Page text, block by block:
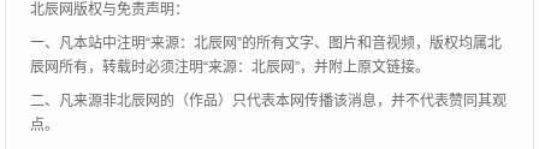
北辰网版权与免责声明：
一、凡本站中注明“来源：北辰网”的所有文字、图片和音视频，版权均属北
辰网所有，转载时必须注明“来源：北辰网”，并附上原文链接。
二、凡来源非北辰网的（作品）只代表本网传播该消息，并不代表赞同其观
点。